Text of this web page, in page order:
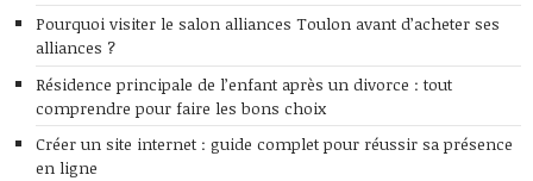
Pourquoi visiter le salon alliances Toulon avant d’acheter ses
alliances ?
Résidence principale de l’enfant après un divorce : tout
comprendre pour faire les bons choix
Créer un site internet : guide complet pour réussir sa présence
en ligne